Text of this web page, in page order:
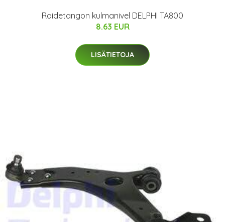
Raidetangon kulmanivel DELPHI TA800
8.63 EUR
LISÄTIETOJA